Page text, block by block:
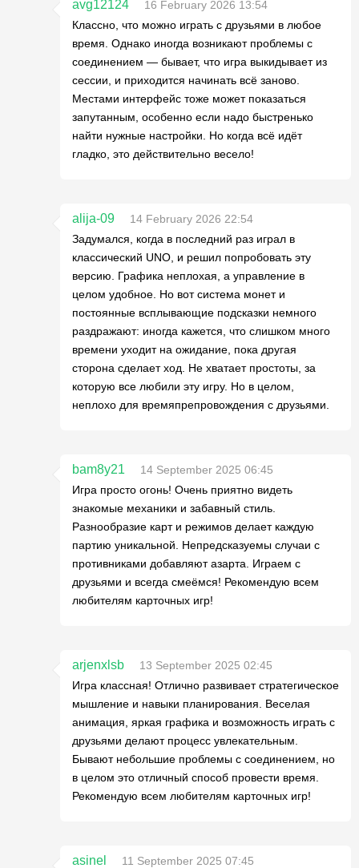
avg12124
16 February 2026 13:54
Классно, что можно играть с друзьями в любое
время. Однако иногда возникают проблемы с
соединением — бывает, что игра выкидывает из
сессии, и приходится начинать всё заново.
Местами интерфейс тоже может показаться
запутанным, особенно если надо быстренько
найти нужные настройки. Но когда всё идёт
гладко, это действительно весело!
alija-09
14 February 2026 22:54
Задумался, когда в последний раз играл в
классический UNO, и решил попробовать эту
версию. Графика неплохая, а управление в
целом удобное. Но вот система монет и
постоянные всплывающие подсказки немного
раздражают: иногда кажется, что слишком много
времени уходит на ожидание, пока другая
сторона сделает ход. Не хватает простоты, за
которую все любили эту игру. Но в целом,
неплохо для времяпрепровождения с друзьями.
bam8y21
14 September 2025 06:45
Игра просто огонь! Очень приятно видеть
знакомые механики и забавный стиль.
Разнообразие карт и режимов делает каждую
партию уникальной. Непредсказуемы случаи с
противниками добавляют азарта. Играем с
друзьями и всегда смеёмся! Рекомендую всем
любителям карточных игр!
arjenxlsb
13 September 2025 02:45
Игра классная! Отлично развивает стратегическое
мышление и навыки планирования. Веселая
анимация, яркая графика и возможность играть с
друзьями делают процесс увлекательным.
Бывают небольшие проблемы с соединением, но
в целом это отличный способ провести время.
Рекомендую всем любителям карточных игр!
asinel
11 September 2025 07:45